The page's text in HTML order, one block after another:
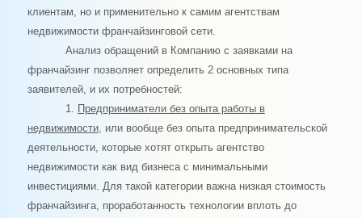
клиентам, но и применительно к самим агентствам
недвижимости франчайзинговой сети.
Анализ обращений в Компанию с заявками на
франчайзинг позволяет определить 2 основных типа
заявителей, и их потребностей:
1. Предприниматели без опыта работы в
недвижимости, или вообще без опыта предпринимательской
деятельности, которые хотят открыть агентство
недвижимости как вид бизнеса с минимальными
инвестициями. Для такой категории важна низкая стоимость
франчайзинга, проработанность технологии вплоть до